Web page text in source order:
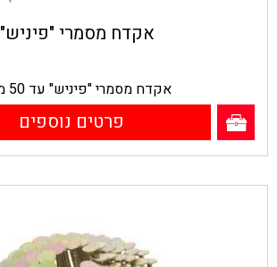
אקדח מסמרי "פיניש"
אקדח מסמרי "פיניש" עד 50 מ"מ
פרטים נוספים